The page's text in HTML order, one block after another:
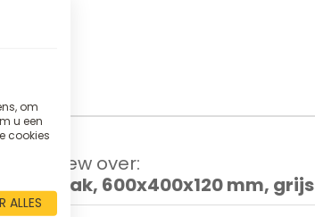
review over:
RAKO bak, 600x400x120 mm, grijs
om
u een
cookies
ALLES